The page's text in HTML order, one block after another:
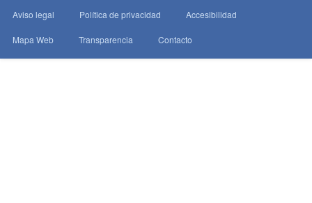
Aviso legal Política de privacidad Accesibilidad
Mapa Web Transparencia Contacto